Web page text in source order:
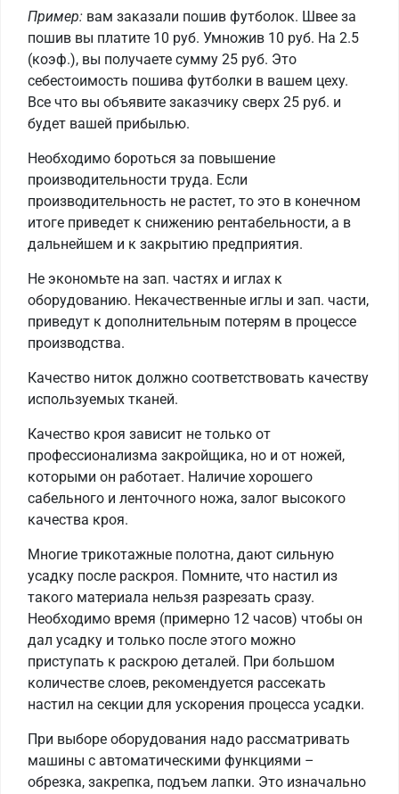
Пример: вам заказали пошив футболок. Швее за
пошив вы платите 10 руб. Умножив 10 руб. На 2.5
(коэф.), вы получаете сумму 25 руб. Это
себестоимость пошива футболки в вашем цеху.
Все что вы объявите заказчику сверх 25 руб. и
будет вашей прибылью.
Необходимо бороться за повышение
производительности труда. Если
производительность не растет, то это в конечном
итоге приведет к снижению рентабельности, а в
дальнейшем и к закрытию предприятия.
Не экономьте на зап. частях и иглах к
оборудованию. Некачественные иглы и зап. части,
приведут к дополнительным потерям в процессе
производства.
Качество ниток должно соответствовать качеству
используемых тканей.
Качество кроя зависит не только от
профессионализма закройщика, но и от ножей,
которыми он работает. Наличие хорошего
сабельного и ленточного ножа, залог высокого
качества кроя.
Многие трикотажные полотна, дают сильную
усадку после раскроя. Помните, что настил из
такого материала нельзя разрезать сразу.
Необходимо время (примерно 12 часов) чтобы он
дал усадку и только после этого можно
приступать к раскрою деталей. При большом
количестве слоев, рекомендуется рассекать
настил на секции для ускорения процесса усадки.
При выборе оборудования надо рассматривать
машины с автоматическими функциями –
обрезка, закрепка, подъем лапки. Это изначально